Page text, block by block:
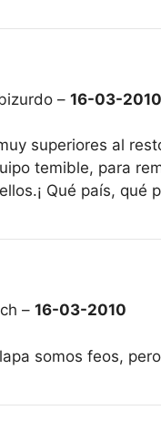
– 16-03-2010
superiores al
temible, para
Qué país, qué
– 16-03-2010
somos feos,